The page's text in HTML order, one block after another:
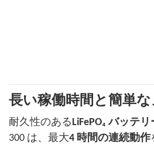
長い稼働時間と簡単
耐久性のあるLiFePO₄ バッテリ
300 は、最大4 時間の連続動作